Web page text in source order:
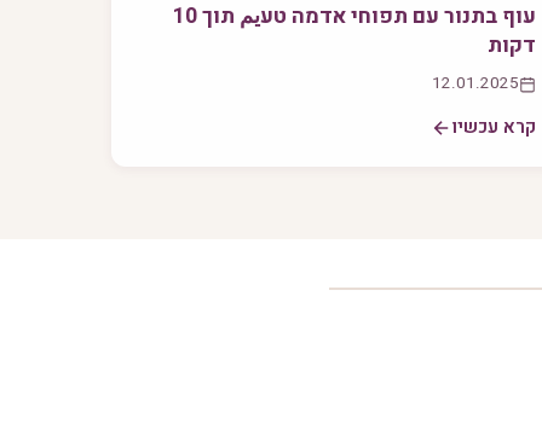
עוף בתנור עם תפוחי אדמה טעيم תוך 10
דקות
12.01.2025
קרא עכשיו